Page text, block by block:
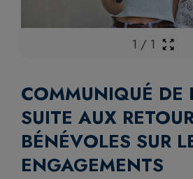
1 / 1
COMMUNIQUÉ DE
SUITE AUX
BÉNÉVOLES SUR
ENGAGEMENTS